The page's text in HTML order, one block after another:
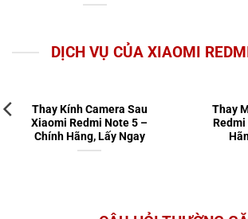
DỊCH VỤ CỦA XIAOMI
Thay Kính Camera Sau
Xiaomi Redmi Note 5 –
Chính Hãng, Lấy Ngay
Thay
Redmi